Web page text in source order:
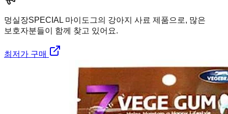
멍실장SPECIAL 마이도그의 강아지 사료 제품으로, 많은
보호자분들이 함께 찾고 있어요.
최저가 구매